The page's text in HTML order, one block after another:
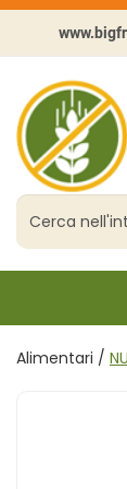
Passa
contenuto
principale
BigFree
-
Punto
celiachia
Cerca
Prodotto
Alimentari /